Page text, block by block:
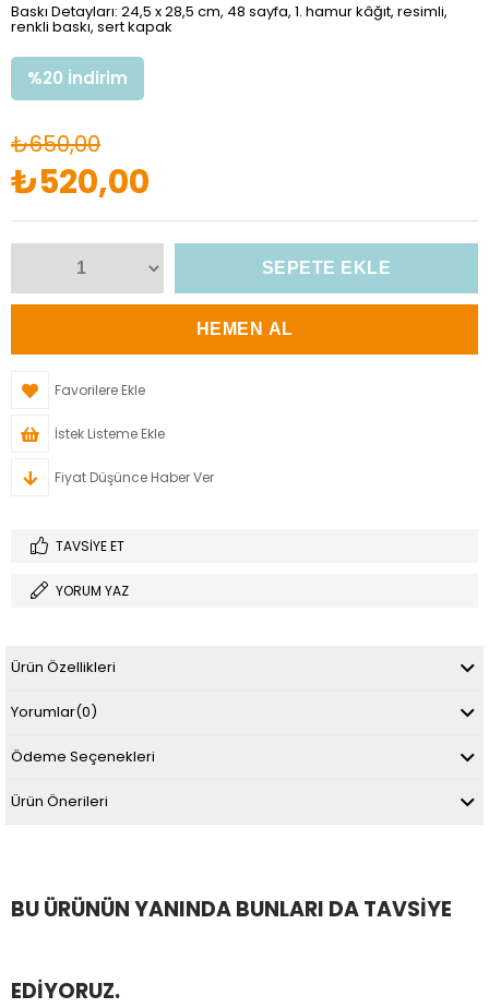
Baskı Detayları: 24,5 x 28,5 cm, 48 sayfa, 1. hamur kâğıt, resimli,
renkli baskı, sert kapak
%20 İndirim
₺650,00
₺520,00
Favorilere Ekle
İstek Listeme Ekle
Fiyat Düşünce Haber Ver
TAVSIYE ET
YORUM YAZ
Ürün Özellikleri
Yorumlar(0)
Ödeme Seçenekleri
Ürün Önerileri
BU ÜRÜNÜN YANINDA BUNLARI DA TAVSIYE
EDIYORUZ.